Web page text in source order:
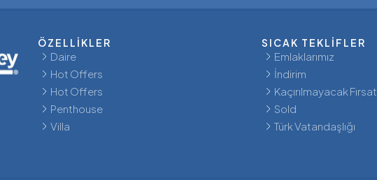
ÖZELLİKLER
Daire
Hot Offers
Hot Offers
Penthouse
Villa
SICAK TEKLIFLER
Emlaklarımız
İndirim
Kaçırılmayacak Fırsat
Sold
Türk Vatandaşlığı